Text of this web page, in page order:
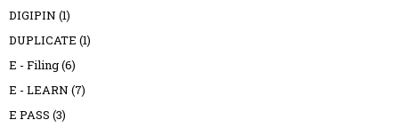
DIGIPIN (1)
DUPLICATE (1)
E - Filing(6)
E - LEARN (7)
E PASS (3)